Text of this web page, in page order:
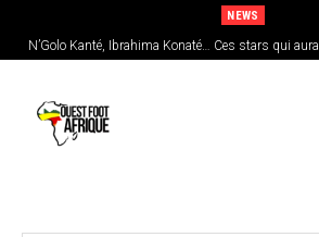
NEWS
N’Golo Kanté, Ibrahima Konaté… Ces stars qui
Sénégal : Patrick Vieira en pole position pour